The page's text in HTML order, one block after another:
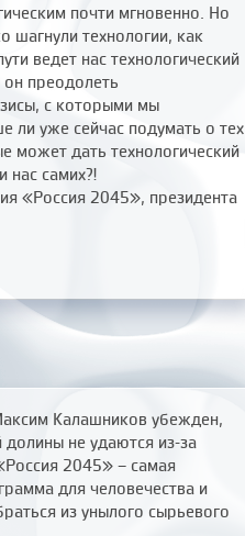
почти мгновенно. Но
шагнули технологии, как
ведет нас технологический
преодолеть
с которыми мы
ли уже сейчас подумать о тех
может дать технологический
нас самих?!
«Россия 2045», президента
Калашников убежден,
не удаются из-за
2045» – самая
для человечества и
из унылого сырьевого